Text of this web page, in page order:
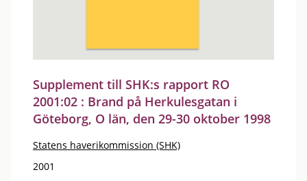
Supplement till SHK:s rapport RO
2001:02 : Brand på Herkulesgatan i
Göteborg, O län, den 29-30 oktober 1998
Statens haverikommission (SHK)
2001